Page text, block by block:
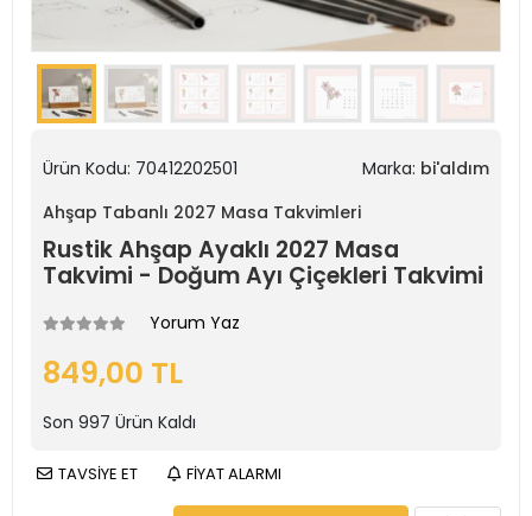
Ürün Kodu: 70412202501 Marka: bi'aldım
Ahşap Tabanlı 2027 Masa Takvimleri
Rustik Ahşap Ayaklı 2027 Masa
Takvimi - Doğum Ayı Çiçekleri Takvimi
Yorum Yaz
849,00 TL
Son 997 Ürün Kaldı
TAVSİYE ET FİYAT ALARMI